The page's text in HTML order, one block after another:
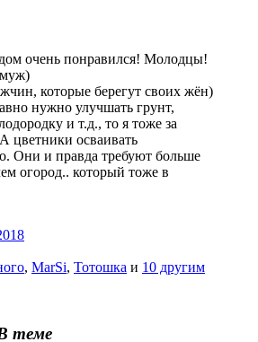
очень понравился! Молодцы!
которые берегут своих жён)
нужно улучшать грунт,
и т.д., то я тоже за
цветники осваивать
Они и правда требуют больше
огород.. который тоже в
, MarSi, Тотошка и 10 другим
теме